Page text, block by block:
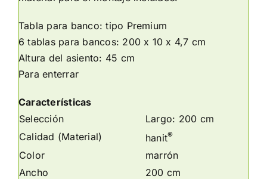
Tabla para banco: tipo Premium
6 tablas para bancos: 200 x 10 x 4,7 cm
Altura del asiento: 45 cm
Para enterrar
Características
Selección
Largo: 200 cm
Calidad (Material)
hanit®
Color
marrón
Ancho
200 cm